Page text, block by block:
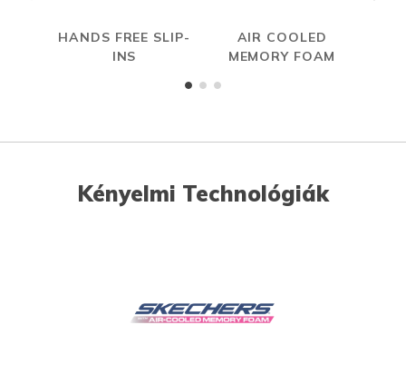
HANDS FREE SLIP-
INS
AIR COOLED
MEMORY FOAM
Kényelmi Technológiák